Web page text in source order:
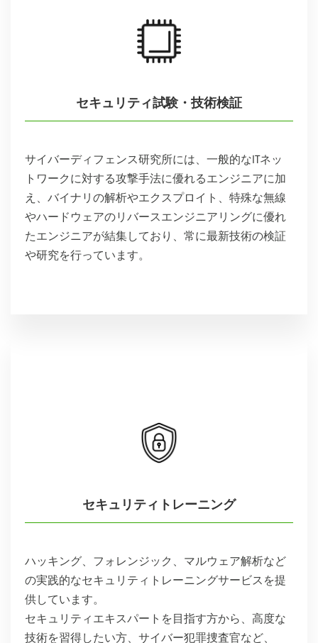
セキュリティ試験・技術検証
サイバーディフェンス研究所には、一般的なITネッ
トワークに対する攻撃手法に優れるエンジニアに加
え、バイナリの解析やエクスプロイト、特殊な無線
やハードウェアのリバースエンジニアリングに優れ
たエンジニアが結集しており、常に最新技術の検証
や研究を行っています。
セキュリティトレーニング
ハッキング、フォレンジック、マルウェア解析など
の実践的なセキュリティトレーニングサービスを提
供しています。
セキュリティエキスパートを目指す方から、高度な
技術を習得したい方、サイバー犯罪捜査官など、